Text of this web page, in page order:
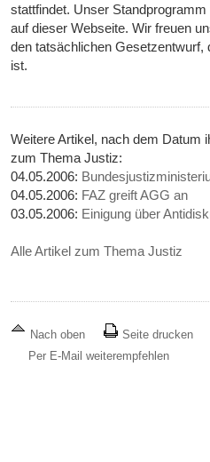
stattfindet. Unser
auf dieser Webseite. Wir freuen
den tatsächlichen
ist.
Weitere Artikel, nach dem Datum
zum Thema Justiz:
04.05.2006:
04.05.2006: FAZ greift AGG an
03.05.2006: Einigung über
Alle Artikel zum Thema Justiz
Nach oben
Seite drucken
Per E-Mail weiterempfehlen